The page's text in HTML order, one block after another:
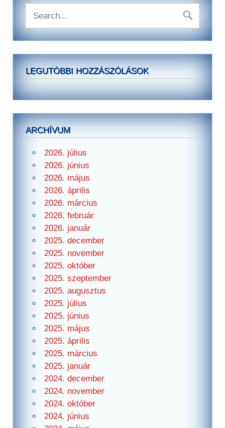
LEGUTÓBBI HOZZÁSZÓLÁSOK
ARCHÍVUM
2026. július
2026. június
2026. május
2026. április
2026. március
2026. február
2026. január
2025. december
2025. november
2025. október
2025. szeptember
2025. augusztus
2025. július
2025. június
2025. május
2025. április
2025. március
2025. január
2024. december
2024. november
2024. október
2024. június